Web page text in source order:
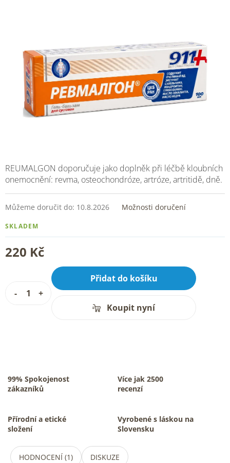
220 Kč
SKLADEM
Můžeme doručit do: 10.8.2026 Možnosti doručení
Přidat do košíku
Koupit nyní
REUMALGON doporučuje jako doplněk při léčbě kloubních
onemocnění: revma, osteochondróze, artróze, artritidě, dně.
99% Spokojenost
zákazníků
Více jak 2500
recenzí
Přírodní a etické
složení
Vyrobené s láskou na
Slovensku
HODNOCENÍ (1) DISKUZE